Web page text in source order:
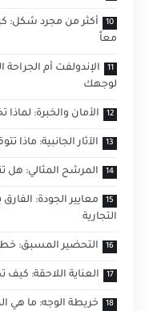
أكثر من مجرد شكل:
معاً
الإندولفت أم الجراحة
لوجهك
الأمان والخبرة: لماذا
الآثار الجانبية: ماذا
المرشح المثالي: هل
معايير الجودة: الفارق
التجارية
التحضير المسبق:
العناية اللاحقة:
خريطة الوجه: ما هي